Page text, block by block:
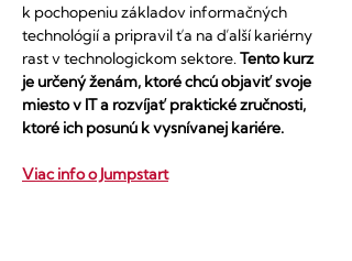
k pochopeniu základov informačných
technológií a pripravil ťa na ďalší kariérny
rast v technologickom sektore. Tento kurz
je určený ženám, ktoré chcú objaviť svoje
miesto v IT a rozvíjať praktické zručnosti,
ktoré ich posunú k vysnívanej kariére.
Viac info o Jumpstart